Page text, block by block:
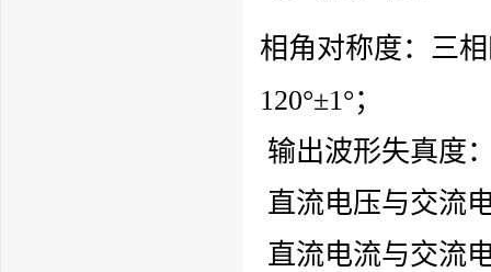
相角对称度：三相
120°±1°；
输出波形失真度
直流电压与交流
直流电流与交流